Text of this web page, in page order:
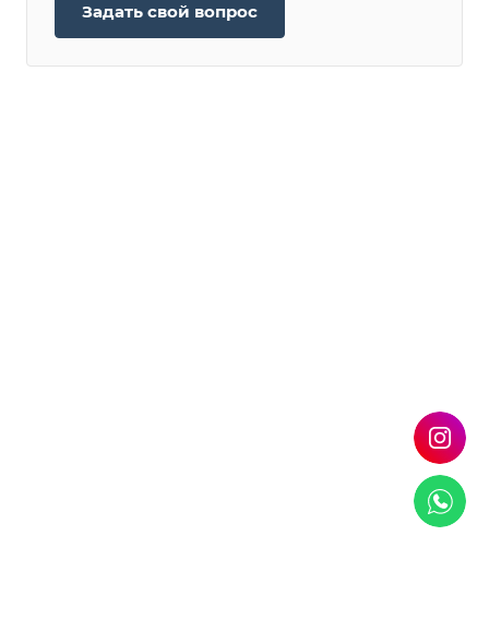
Задать свой вопрос